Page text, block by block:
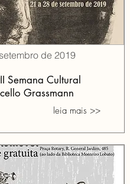
de 2019
Semana Cultural
Grassmann
leia mais >>